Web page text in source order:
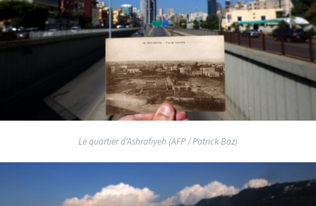
Le quartier d'Ashrafiyeh (AFP / Patrick Baz)